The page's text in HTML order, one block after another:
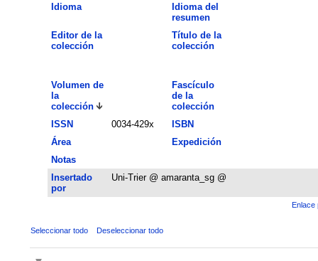
Idioma
Idioma del
resumen
Editor de la
colección
Título de la
colección
Volumen de
la
colección
Fascículo
de la
colección
ISSN
0034-429x
ISBN
Área
Expedición
Notas
Insertado
por
Uni-Trier @ amaranta_sg @
Enlace
Seleccionar todo Deseleccionar todo